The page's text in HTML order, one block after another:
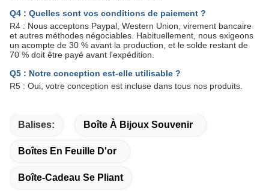
Q4 : Quelles sont vos conditions de paiement ?
R4 : Nous acceptons Paypal, Western Union, virement bancaire
et autres méthodes négociables. Habituellement, nous exigeons
un acompte de 30 % avant la production, et le solde restant de
70 % doit être payé avant l'expédition.
Q5 : Notre conception est-elle utilisable ?
R5 : Oui, votre conception est incluse dans tous nos produits.
Balises: Boîte À Bijoux Souvenir
Boîtes En Feuille D'or
Boîte-Cadeau Se Pliant